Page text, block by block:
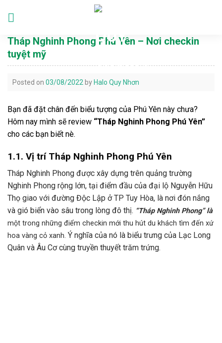
Tháp Nghinh Phong Phú Yên – Nơi checkin
tuyệt mỹ
Posted on 03/08/2022 by Halo Quy Nhơn
Bạn đã đặt chân đến biểu tượng của Phú Yên này chưa?
Hôm nay mình sẽ review “Tháp Nghinh Phong Phú Yên”
cho các bạn biết nè.
1.1. Vị trí Tháp Nghinh Phong Phú Yên
Tháp Nghinh Phong được xây dựng trên quảng trường
Nghinh Phong rộng lớn, tại điểm đầu của đại lộ Nguyễn Hữu
Thọ giao với đường Độc Lập ở TP Tuy Hòa, là nơi đón nắng
và gió biển vào sâu trong lòng đô thị. “Tháp Nghinh Phong” là
một trong những điểm checkin mới thu hút du khách tìm đến xứ
hoa vàng cỏ xanh. Ý nghĩa của nó là biểu trưng của Lạc Long
Quân và Âu Cơ cùng truyền thuyết trăm trứng.